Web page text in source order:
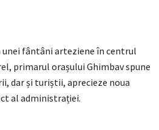
fântâni arteziene în centrul
primarul orașului Ghimbav spune
dar și turiștii, aprecieze noua
al administrației.